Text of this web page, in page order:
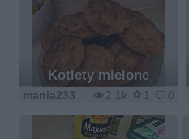
Kotlety mielone
2.1k 1 0
mania233